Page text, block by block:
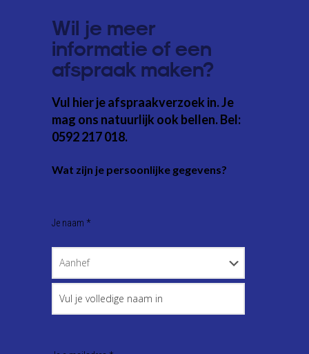
Wil je meer
informatie of een
afspraak maken?
Vul hier je afspraakverzoek in. Je
mag ons natuurlijk ook bellen. Bel:
0592 217 018.
Wat zijn je persoonlijke gegevens?
Je naam *